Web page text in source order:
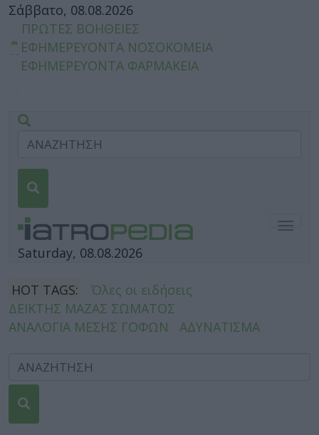
Σάββατο, 08.08.2026
ΠΡΩΤΕΣ ΒΟΗΘΕΙΕΣ
ΕΦΗΜΕΡΕΥΟΝΤΑ ΝΟΣΟΚΟΜΕΙΑ
ΕΦΗΜΕΡΕΥΟΝΤΑ ΦΑΡΜΑΚΕΙΑ
Saturday, 08.08.2026
HOT TAGS:
Όλες οι ειδήσεις
ΔΕΙΚΤΗΣ ΜΑΖΑΣ ΣΩΜΑΤΟΣ
ΑΝΑΛΟΓΙΑ ΜΕΣΗΣ ΓΟΦΩΝ
ΑΔΥΝΑΤΙΣΜΑ